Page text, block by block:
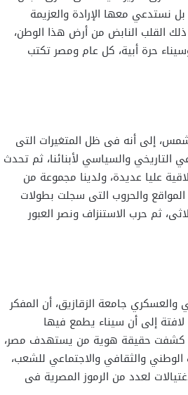
نستدعي معها الإرادة والعزيمة
القلب النابض من أرض هذا الوطن،
حرة أبية، كل عام ومصر تكتب
شمس، إلى أنه فى ظل المتغيرات التى
والسياسي لأبنائنا، ثم تحدث
عليا عديدة، ولدينا مجموعة من
والحروب التى سجلت بطولات
مرورا بثورة ٢٣ يوليو والعدوان الثلاثى، ثم حرب الاستنزاف ونصر العبور
جامعة الزقازيق، أن المفكر
لافتة إلى أن سيناء يطمع فيها
كشفت حقيقة هوية من يستهدف مصر،
والثقافي والاجتماعي للشعب،
لعدد من الرموز المصرية فى